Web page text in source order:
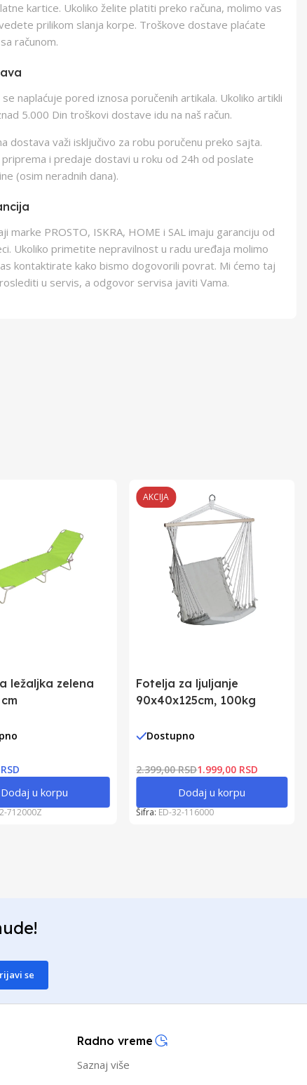
kartice. Ukoliko želite platiti preko računa, molimo vas
prilikom slanja korpe. Troškove dostave plaćate
računom.
naplaćuje pored iznosa poručenih artikala. Ukoliko artikli
5.000 Din troškovi dostave idu na naš račun.
dostava važi isključivo za robu poručenu preko sajta.
priprema i predaje dostavi u roku od 24h od poslate
(osim neradnih dana).
marke PROSTO, ISKRA, HOME i SAL imaju garanciju od
Ukoliko primetite nepravilnost u radu uređaja molimo
kontaktirate kako bismo dogovorili povrat. Mi ćemo taj
u servis, a odgovor servisa javiti Vama.
ležaljka zelena
Dodaj u korpu
712000Z
AKCIJA
Fotelja za ljuljanje
90x40x125cm, 100kg
Dostupno
2.399,00 RSD1.999,00 RSD
Dodaj u korpu
Šifra: ED-32-116000
se
Radno vreme
Saznaj više